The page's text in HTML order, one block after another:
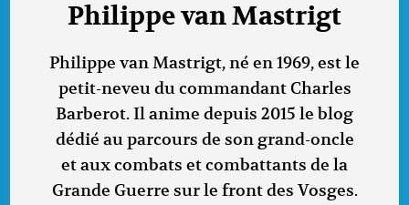
Philippe van Mastrigt
Philippe van Mastrigt, né en 1969, est le
petit-neveu du commandant Charles
Barberot. Il anime depuis 2015 le blog
dédié au parcours de son grand-oncle
et aux combats et combattants de la
Grande Guerre sur le front des Vosges.